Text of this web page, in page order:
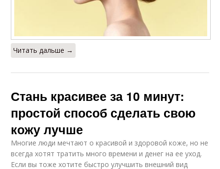
Читать дальше →
Стань красивее за 10 минут:
простой способ сделать свою
кожу лучше
Многие люди мечтают о красивой и здоровой коже, но не
всегда хотят тратить много времени и денег на ее уход.
Если вы тоже хотите быстро улучшить внешний вид